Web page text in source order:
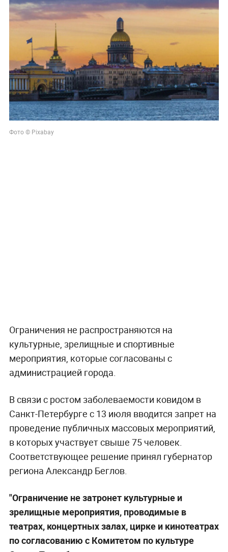
Фото © Pixabay
Ограничения не распространяются на
культурные, зрелищные и спортивные
мероприятия, которые согласованы с
администрацией города.
В связи с ростом заболеваемости ковидом в
Санкт-Петербурге с 13 июля вводится запрет на
проведение публичных массовых мероприятий,
в которых участвует свыше 75 человек.
Соответствующее решение принял губернатор
региона Александр Беглов.
"Ограничение не затронет культурные и
зрелищные мероприятия, проводимые в
театрах, концертных залах, цирке и кинотеатрах
по согласованию с Комитетом по культуре